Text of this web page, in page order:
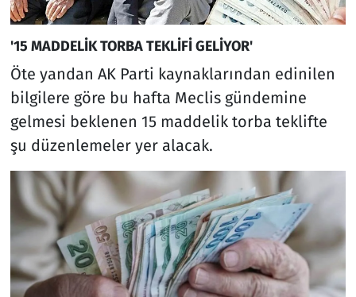
'15 MADDELİK TORBA TEKLİFİ GELİYOR'
Öte yandan AK Parti kaynaklarından edinilen
bilgilere göre bu hafta Meclis gündemine
gelmesi beklenen 15 maddelik torba teklifte
şu düzenlemeler yer alacak.